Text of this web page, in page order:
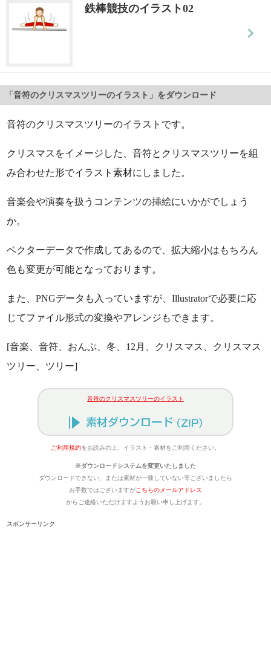
鉄棒競技のイラスト02
「音符のクリスマスツリーのイラスト」をダウンロード
音符のクリスマスツリーのイラストです。
クリスマスをイメージした、音符とクリスマスツリーを組
み合わせた形でイラスト素材にしました。
音楽会や演奏を扱うコンテンツの挿絵にいかがでしょう
か。
ベクターデータで作成してあるので、拡大縮小はもちろん
色も変更が可能となっております。
また、PNGデータも入っていますが、Illustratorで必要に応
じてファイル形式の変換やアレンジもできます。
[音楽、音符、おんぷ、冬、12月、クリスマス、クリスマス
ツリー、ツリー]
音符のクリスマスツリーのイラスト
ご利用規約をお読みの上、イラスト・素材をご利用ください。
※ダウンロードシステムを変更いたしました
ダウンロードできない、または素材が一致していない等ございましたら
お手数ではございますがこちらのメールアドレス
からご連絡いただけますようお願い申し上げます。
スポンサーリンク